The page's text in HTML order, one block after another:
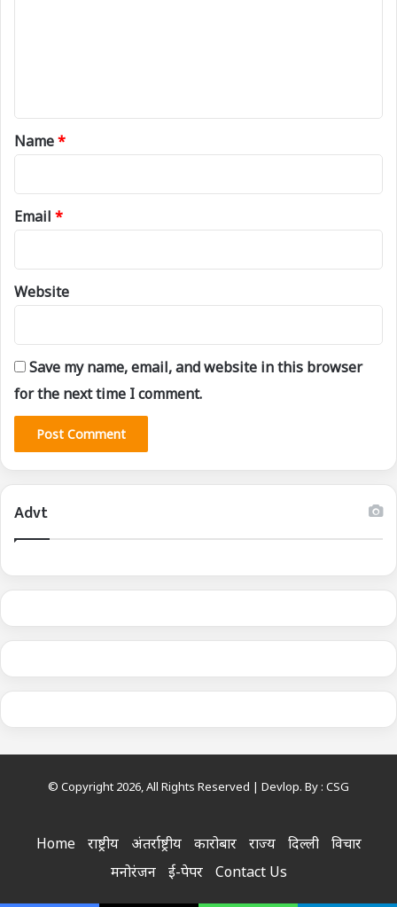
*
Name*
Email *
Website
Save my name, email, and website in this browser
for the next time I comment.
Advt
© Copyright 2026, All Rights Reserved | Devlop. By : CSG
Home राष्ट्रीय अंतर्राष्ट्रीय कारोबार राज्य दिल्ली
विचार
मनोरंजन
ई-पेपर Contact Us